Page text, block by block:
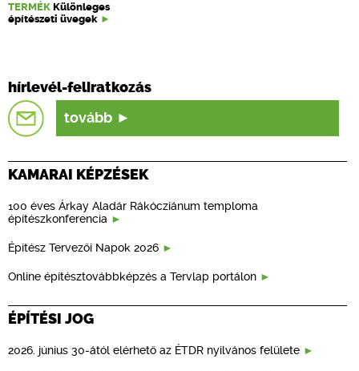
TERMÉK Különleges
építészeti üvegek
hírlevél-feliratkozás
tovább
KAMARAI KÉPZÉSEK
100 éves Árkay Aladár Rákócziánum temploma
építészkonferencia
Építész Tervezői Napok 2026
Online építésztovábbképzés a Tervlap portálon
ÉPÍTÉSI JOG
2026. június 30-ától elérhető az ÉTDR nyilvános felülete